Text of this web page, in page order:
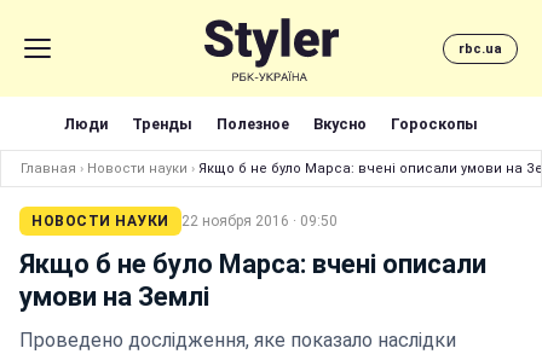
rbc.ua
Люди Тренды Полезное Вкусно Гороскопы
Главная › Новости науки › Якщо б не було Марса: вчені описали умови на
НОВОСТИ НАУКИ 22 ноября 2016 · 09:50
Якщо б не було Марса: вчені описали
умови на Землі
Проведено дослідження, яке показало наслідки